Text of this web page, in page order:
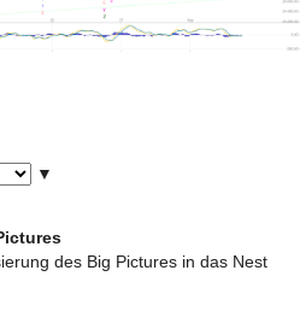
▼
des Big Pictures in das Nest